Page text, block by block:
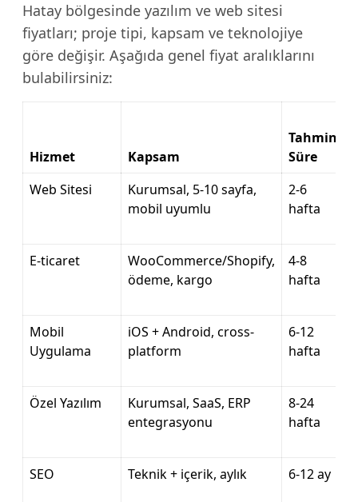
Hatay bölgesinde yazılım ve web sitesi
fiyatları; proje tipi, kapsam ve teknolojiye
göre değişir. Aşağıda genel fiyat aralıklarını
bulabilirsiniz:
Hizmet Kapsam
Tahmini
Süre
Web Sitesi
Kurumsal, 5-10 sayfa,
mobil uyumlu
2-6
hafta
E-ticaret
WooCommerce/Shopify,
ödeme, kargo
4-8
hafta
Mobil
Uygulama
iOS + Android, cross-
platform
6-12
hafta
Özel Yazılım
Kurumsal, SaaS, ERP
entegrasyonu
8-24
hafta
SEO
Teknik + içerik, aylık 6-12 ay